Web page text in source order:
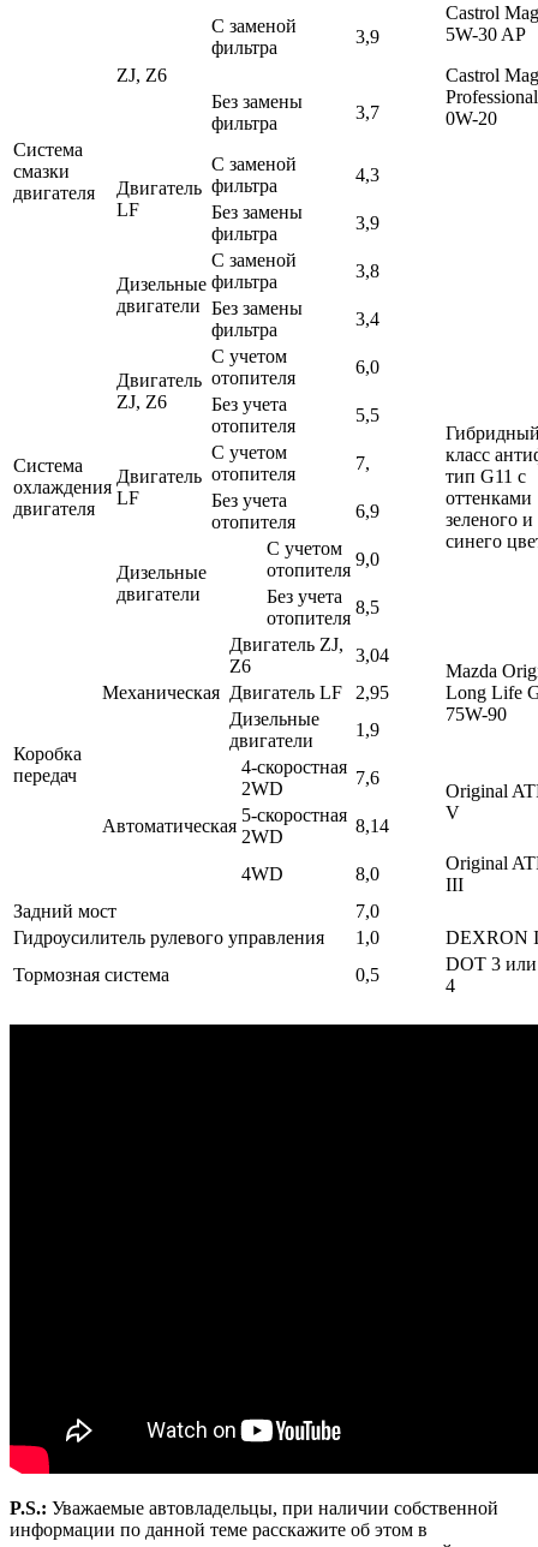
Система
смазки
двигателя
ZJ, Z6
С заменой
фильтра
3,9
Castrol
5W-30 AP
Castrol
0W-20
Без замены
фильтра
3,7
Двигатель
LF
С заменой
фильтра
4,3
Без замены
фильтра
3,9
Дизельные
двигатели
С заменой
фильтра
3,8
Без замены
фильтра
3,4
Система
охлаждения
двигателя
Двигатель
ZJ, Z6
С учетом
отопителя
6,0
класс
тип G11 с
оттенками
зеленого и
синего
Без учета
отопителя
5,5
Двигатель
LF
С учетом
отопителя
7,
Без учета
отопителя
6,9
Дизельные
двигатели
С учетом
отопителя
9,0
Без учета
отопителя
8,5
Коробка
передач
Механическая
Двигатель ZJ,
Z6
3,04
Mazda
Long Life
75W-90
Двигатель LF
2,95
Дизельные
двигатели
1,9
Автоматическая
4-скоростная
2WD
7,6
Original
V
5-скоростная
2WD
8,14
4WD 8,0
Original
III
Задний мост
7,0
Гидроусилитель рулевого управления
1,0
DEXRON
Тормозная система
0,5
DOT 3
4
P.S.: Уважаемые автовладельцы, при наличии собственной
информации по данной теме расскажите об этом в